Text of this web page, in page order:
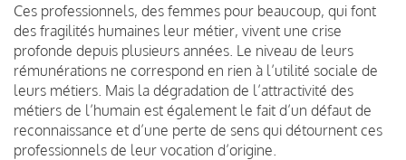
Ces professionnels, des femmes pour beaucoup, qui font
des fragilités humaines leur métier, vivent une crise
profonde depuis plusieurs années. Le niveau de leurs
rémunérations ne correspond en rien à l’utilité sociale de
leurs métiers. Mais la dégradation de l’attractivité des
métiers de l’humain est également le fait d’un défaut de
reconnaissance et d’une perte de sens qui détournent ces
professionnels de leur vocation d’origine.